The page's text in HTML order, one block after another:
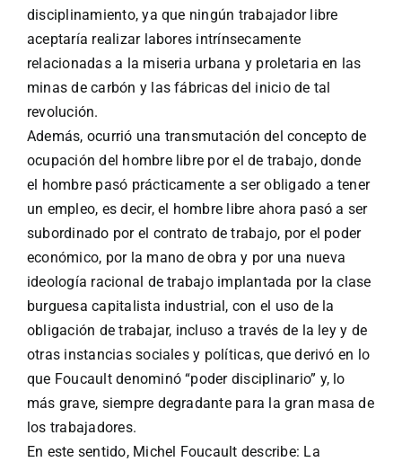
disciplinamiento, ya que ningún trabajador libre
aceptaría realizar labores intrínsecamente
relacionadas a la miseria urbana y proletaria en las
minas de carbón y las fábricas del inicio de tal
revolución.
Además, ocurrió una transmutación del concepto de
ocupación del hombre libre por el de trabajo, donde
el hombre pasó prácticamente a ser obligado a tener
un empleo, es decir, el hombre libre ahora pasó a ser
subordinado por el contrato de trabajo, por el poder
económico, por la mano de obra y por una nueva
ideología racional de trabajo implantada por la clase
burguesa capitalista industrial, con el uso de la
obligación de trabajar, incluso a través de la ley y de
otras instancias sociales y políticas, que derivó en lo
que Foucault denominó “poder disciplinario” y, lo
más grave, siempre degradante para la gran masa de
los trabajadores.
En este sentido, Michel Foucault describe: La